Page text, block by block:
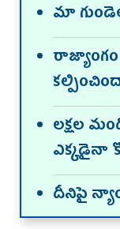
మా
రాజ్యాంగం
లక్షల
ఎక్కడైనా
దీనిపై